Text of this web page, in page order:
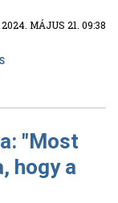
2024. MÁJUS 21. 09:38
"Most
hogy a